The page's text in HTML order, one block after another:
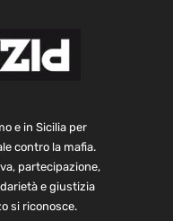
e in Sicilia per
contro la mafia.
partecipazione,
e giustizia
si riconosce.